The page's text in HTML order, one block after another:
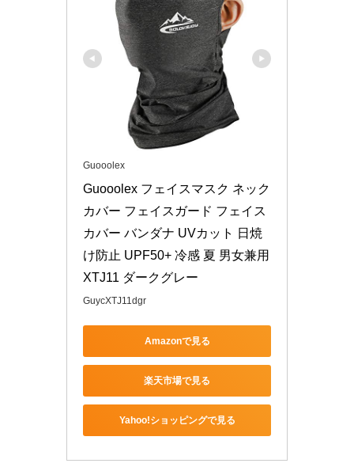
Guooolex
Guooolex フェイスマスク ネック
カバー フェイスガード フェイス
カバー バンダナ UVカット 日焼
け防止 UPF50+ 冷感 夏 男女兼用
XTJ11 ダークグレー
GuycXTJ11dgr
Amazonで見る
楽天市場で見る
Yahoo!ショッピングで見る